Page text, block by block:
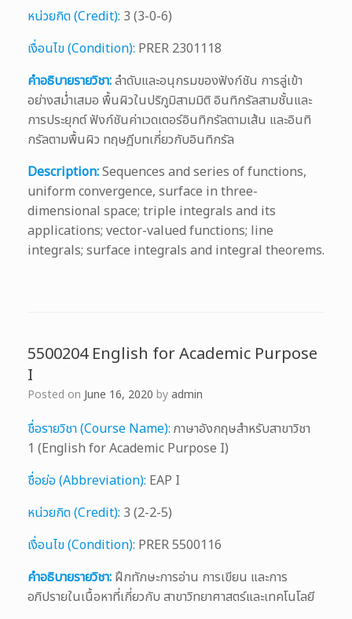
หน่วยกิต (Credit): 3 (3-0-6)
เงื่อนไข (Condition): PRER 2301118
คำอธิบายรายวิชา:ลำดับและอนุกรมของฟังก์ชัน การลู่เข้า
อย่างสม่ำเสมอ พื้นผิวในปริภูมิสามมิติ อินทิกรัลสามชั้นและ
การประยุกต์ ฟังก์ชันค่าเวดเตอร์อินทิกรัลตามเส้น และอินทิ
กรัลตามพื้นผิว ทฤษฎีบทเกี่ยวกับอินทิกรัล
Description:Sequences and series of functions,
uniform convergence, surface in three-
dimensional space; triple integrals and its
applications; vector-valued functions; line
integrals; surface integrals and integral theorems.
5500204 English for Academic Purpose
I
Posted on June 16, 2020 byadmin
ชื่อรายวิชา (Course Name): ภาษาอังกฤษสำหรับสาขาวิชา
1 (English for Academic Purpose I)
ชื่อย่อ (Abbreviation): EAP I
หน่วยกิต (Credit): 3 (2-2-5)
เงื่อนไข (Condition): PRER 5500116
คำอธิบายรายวิชา: ฝึกทักษะการอ่าน การเขียน และการ
อภิปรายในเนื้อหาที่เกี่ยวกับ สาขาวิทยาศาสตร์และเทคโนโลยี